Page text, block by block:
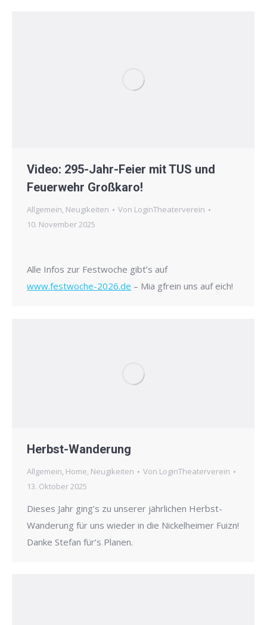
Video: 295-Jahr-Feier mit TUS und
Feuerwehr Großkaro!
Allgemein, Neugikeiten Von LoginTheaterverein
10. November 2025
Alle Infos zur Festwoche gibt’s auf
www.festwoche-2026.de – Mia gfrein uns auf eich!
Herbst-Wanderung
Allgemein, Home, Neugikeiten Von LoginTheaterverein
13. Oktober 2025
Dieses Jahr ging’s zu unserer jährlichen Herbst-
Wanderung für uns wieder in die Nickelheimer Fuizn!
Danke Stefan für’s Planen.